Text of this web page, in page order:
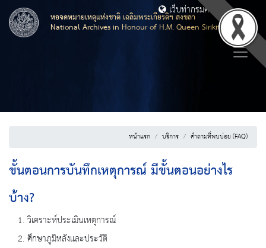
หอจดหมายเหตุแห่งชาติ เฉลิมพระเกียรติฯ สงขลา
National Archives in Honour of H.M. Queen Sirikit, Songkhla
เว็บท่ากรมศิลปากร
หน้าแรก บริการ คำถามที่พบบ่อย (FAQ)
ขั้นตอนการบันทึกเหตุการณ์ มีขั้นตอนอย่างไร
บ้าง?
1. วิเคราะห์ประเมินเหตุการณ์
2. ศึกษาภูมิหลังเเละประวัติ